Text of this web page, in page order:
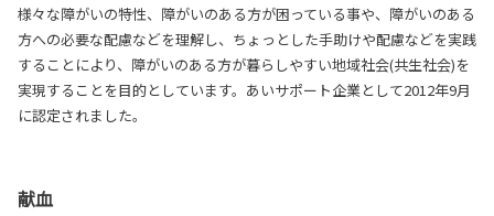
様々な障がいの特性、障がいのある方が困っている事や、障がいのある
方への必要な配慮などを理解し、ちょっとした手助けや配慮などを実践
することにより、障がいのある方が暮らしやすい地域社会(共生社会)を
実現することを目的としています。あいサポート企業として2012年9月
に認定されました。
献血